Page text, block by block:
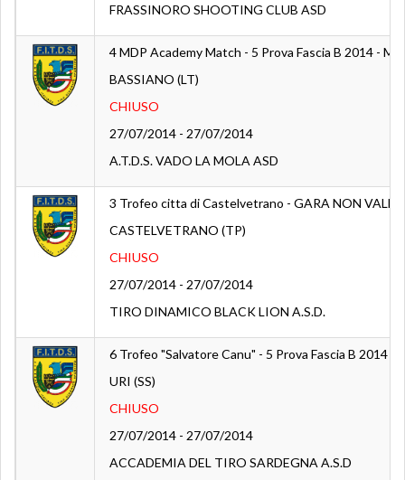
FRASSINORO SHOOTING CLUB ASD
4 MDP Academy Match - 5 Prova Fascia B 2014 -
BASSIANO (LT)
CHIUSO
27/07/2014 - 27/07/2014
A.T.D.S. VADO LA MOLA ASD
3 Trofeo citta di Castelvetrano - GARA NON
CASTELVETRANO (TP)
CHIUSO
27/07/2014 - 27/07/2014
TIRO DINAMICO BLACK LION A.S.D.
6 Trofeo "Salvatore Canu" - 5 Prova Fascia B 2014 -
URI (SS)
CHIUSO
27/07/2014 - 27/07/2014
ACCADEMIA DEL TIRO SARDEGNA A.S.D